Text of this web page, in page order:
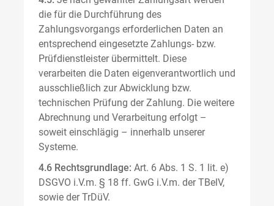
die für die Durchführung des
Zahlungsvorgangs erforderlichen Daten an
entsprechend eingesetzte Zahlungs- bzw.
Prüfdienstleister übermittelt. Diese
verarbeiten die Daten eigenverantwortlich und
ausschließlich zur Abwicklung bzw.
technischen Prüfung der Zahlung. Die weitere
Abrechnung und Verarbeitung erfolgt –
soweit einschlägig – innerhalb unserer
Systeme.
4.6 Rechtsgrundlage: Art. 6 Abs. 1 S. 1 lit. e)
DSGVO i.V.m. § 18 ff. GwG i.V.m. der TBelV,
sowie der TrDüV.